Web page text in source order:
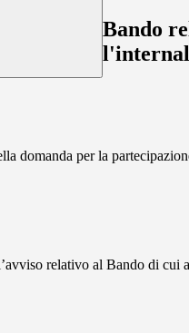
Bando
domanda per la
relativo al Bando di cui